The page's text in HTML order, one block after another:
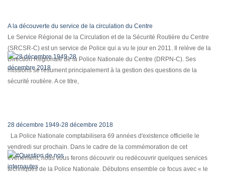
A la découverte du service de la circulation du Centre
Le Service Régional de la Circulation et de la Sécurité Routière du Centre
(SRCSR-C) est un service de Police qui a vu le jour en 2011. Il relève de la
Direction Régionale de la Police Nationale du Centre (DRPN-C). Ses
missions se résument principalement à la gestion des questions de la
sécurité routière. A ce titre,
28 décembre 1949-28 décembre 2018
La Police Nationale comptabilisera 69 années d'existence officielle le
vendredi sur prochain. Dans le cadre de la commémoration de cet
évènement, nous vous ferons découvrir ou redécouvrir quelques services
techniques de la Police Nationale. Débutons ensemble ce focus avec « le